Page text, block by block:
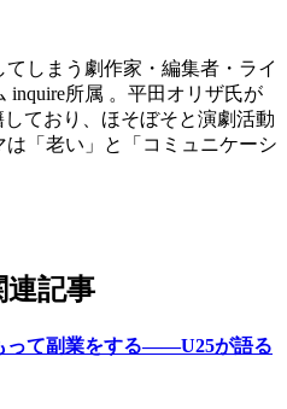
てしまう劇作家・編集者・ライ
inquire所属 。平田オリザ氏が
ており、ほそぼそと演劇活動
「老い」と「コミュニケーシ
連記事
って副業をする――U25が語る